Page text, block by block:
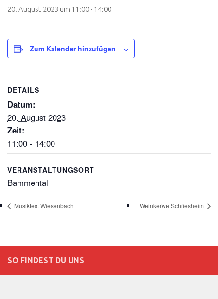
20. August 2023 um 11:00- 14:00
Zum Kalender hinzufügen
DETAILS
Datum:
20. August 2023
Zeit:
11:00 - 14:00
VERANSTALTUNGSORT
Bammental
Musikfest Wiesenbach Weinkerwe Schriesheim
SO FINDEST DU UNS